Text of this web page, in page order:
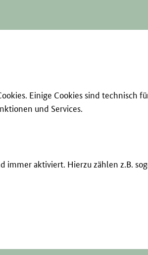
Einige Cookies sind technisch
und Services.
aktiviert. Hierzu zählen z.B.